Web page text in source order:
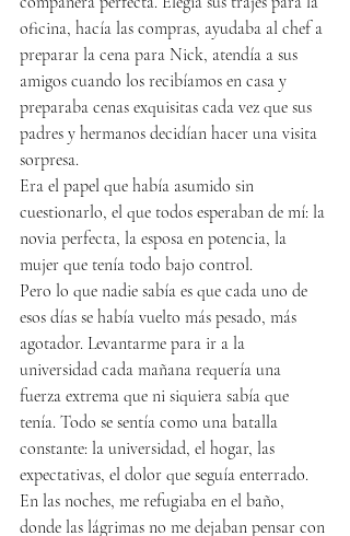
oficina, hacía las compras, ayudaba al chef a
preparar la cena para Nick, atendía a sus
amigos cuando los recibíamos en casa y
preparaba cenas exquisitas cada vez que sus
padres y hermanos decidían hacer una visita
sorpresa.
Era el papel que había asumido sin
cuestionarlo, el que todos esperaban de mí: la
novia perfecta, la esposa en potencia, la
mujer que tenía todo bajo control.
Pero lo que nadie sabía es que cada uno de
esos días se había vuelto más pesado, más
agotador. Levantarme para ir a la
universidad cada mañana requería una
fuerza extrema que ni siquiera sabía que
tenía. Todo se sentía como una batalla
constante: la universidad, el hogar, las
expectativas, el dolor que seguía enterrado.
En las noches, me refugiaba en el baño,
donde las lágrimas no me dejaban pensar con